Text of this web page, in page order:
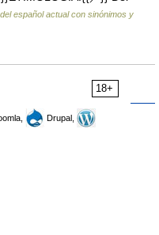
español actual con sinónimos y
18+
Drupal,